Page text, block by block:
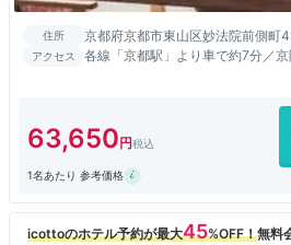
住所 京都府京都市東山区妙法院前側町
アクセス
各線「京都駅」より車で約7分／
63,650
1名あたり 参考価格